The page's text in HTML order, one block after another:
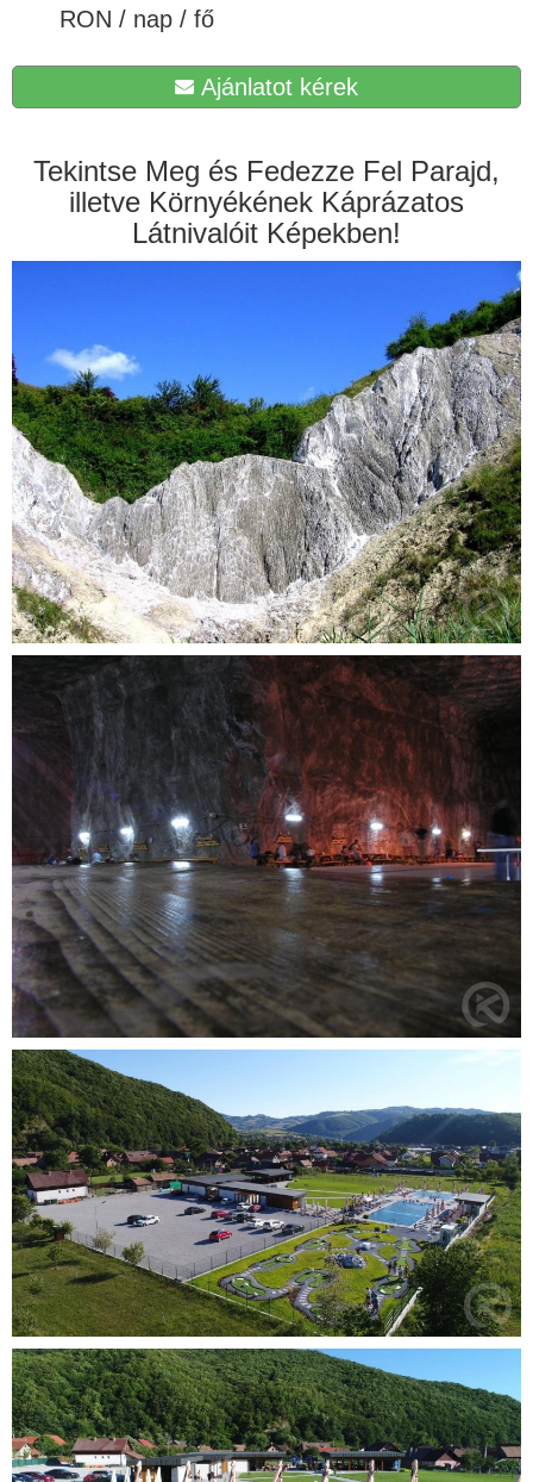
RON / nap / fő
Ajánlatot kérek
Tekintse Meg és Fedezze Fel Parajd,
illetve Környékének Káprázatos
Látnivalóit Képekben!